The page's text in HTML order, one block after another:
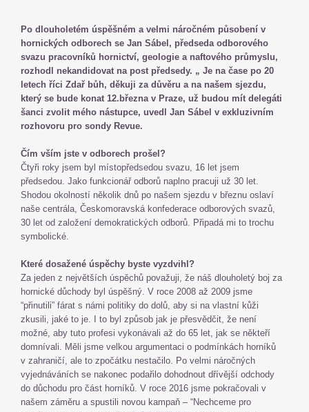
Po dlouholetém úspěšném a velmi náročném působení v
hornických odborech se Jan Sábel, předseda odborového
svazu pracovníků hornictví, geologie a naftového průmyslu,
rozhodl nekandidovat na post předsedy. „ Je na čase po 20
letech říci Zdař bůh, děkuji za důvěru a na našem sjezdu,
který se bude konat 12.března v Praze, už budou mít delegáti
šanci zvolit mého nástupce, uvedl Jan Sábel v exkluzivním
rozhovoru pro sondy Revue.
Čím vším jste v odborech prošel?
Čtyři roky jsem byl místopředsedou svazu, 16 let jsem
předsedou. Jako funkcionář odborů naplno pracuji už 30 let.
Shodou okolností několik dnů po našem sjezdu v březnu oslaví
naše centrála, Českomoravská konfederace odborových svazů,
30 let od založení demokratických odborů. Připadá mi to trochu
symbolické.
Které dosažené úspěchy byste vyzdvihl?
Za jeden z největších úspěchů považuji, že náš dlouholetý boj za
hornické důchody byl úspěšný. V roce 2008 až 2009 jsme
“přinutili” fárat s námi politiky do dolů, aby si na vlastní kůži
zkusili, jaké to je. I to byl způsob jak je přesvědčit, že není
možné, aby tuto profesi vykonávali až do 65 let, jak se někteří
domnívali. Měli jsme velkou argumentaci o podmínkách horníků
v zahraničí, ale to zpočátku nestačilo. Po velmi náročných
vyjednáváních se nakonec podařilo dohodnout dřívější odchody
do důchodu pro část horníků. V roce 2016 jsme pokračovali v
našem záměru a spustili novou kampaň – “Nechceme pro